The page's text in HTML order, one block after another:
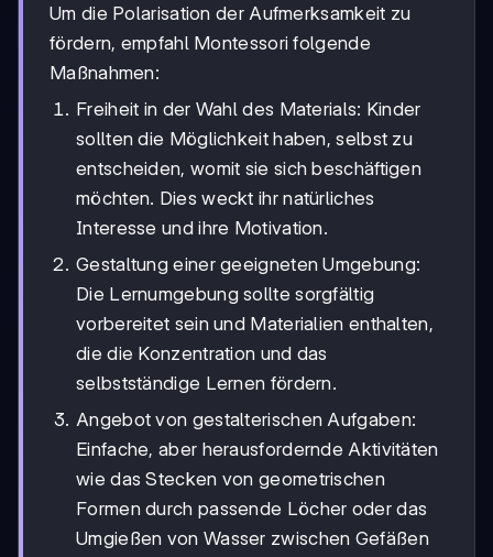
Um die Polarisation der Aufmerksamkeit zu
fördern, empfahl Montessori folgende
Maßnahmen:
Freiheit in der Wahl des Materials: Kinder
sollten die Möglichkeit haben, selbst zu
entscheiden, womit sie sich beschäftigen
möchten. Dies weckt ihr natürliches
Interesse und ihre Motivation.
Gestaltung einer geeigneten Umgebung:
Die Lernumgebung sollte sorgfältig
vorbereitet sein und Materialien enthalten,
die die Konzentration und das
selbstständige Lernen fördern.
Angebot von gestalterischen Aufgaben:
Einfache, aber herausfordernde Aktivitäten
wie das Stecken von geometrischen
Formen durch passende Löcher oder das
Umgießen von Wasser zwischen Gefäßen